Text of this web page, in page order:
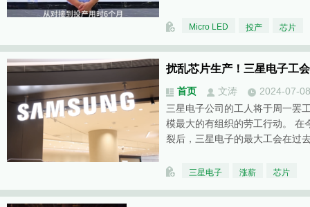
Micro LED 投产 芯片
扰乱芯片生产！三星电子工
首页 文涛
2024-07-08
三星电子公司的工人将于周一罢
模最大的有组织的劳工行动。 在
裂后，三星电子的最大工会在过
三星电子 涨薪 芯片